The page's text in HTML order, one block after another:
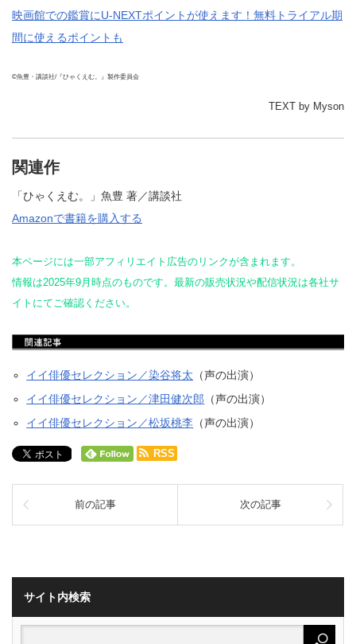
映画館での鑑賞にU-NEXTポイントが使えます！無料トライアル期
間に使えるポイントも
©魚豊・講談社/『ひゃくえむ。』製作委員会
TEXT by Myson
関連作
「ひゃくえむ。」魚豊 著／講談社
Amazonで書籍を購入する
本ページには一部アフィリエイト広告のリンクが含まれます。
情報は2025年9月時点のものです。最新の販売状況や配信状況は各社サ
イトにてご確認ください。
イイ俳優セレクション／染谷将太 （声の出演）
イイ俳優セレクション／津田健次郎 （声の出演）
イイ俳優セレクション／松坂桃李 （声の出演）
RSS
前の記事 次の記事
サイト内検索